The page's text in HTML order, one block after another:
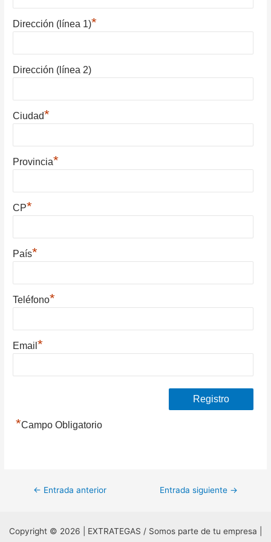
Dirección (línea 1)*
Dirección (línea 2)
Ciudad*
Provincia*
CP*
País*
Teléfono*
Email*
*Campo Obligatorio
Navegación
entradas
← Entrada anterior Entrada siguiente →
Copyright © 2026 | EXTRATEGAS / Somos parte de tu empresa |